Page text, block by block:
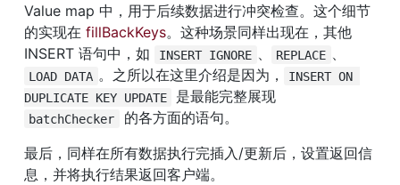
Value map 中，用于后续数据进行冲突检查。这个细节
的实现在 fillBackKeys。这种场景同样出现在，其他
INSERT 语句中，如
INSERT IGNORE 、 REPLACE 、
LOAD DATA 。之所以在这里介绍是因为，
INSERT ON
DUPLICATE KEY UPDATE
batchChecker
的各方面的语句。
最后，同样在所有数据执行完插入/更新后，设置返回信
息，并将执行结果返回客户端。